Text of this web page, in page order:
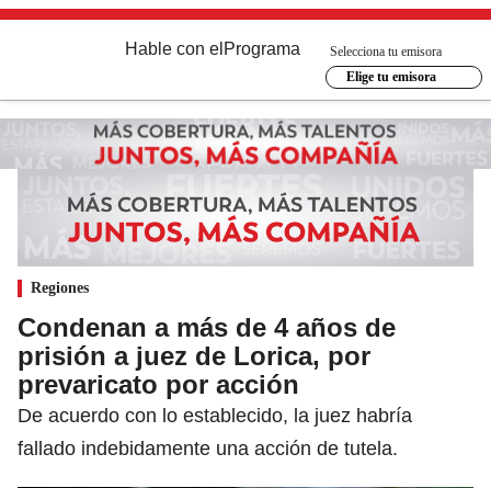
Hable con el Programa
Selecciona tu emisora
Elige tu emisora
Regiones
Condenan a más de 4 años de
prisión a juez de Lorica, por
prevaricato por acción
De acuerdo con lo establecido, la juez habría
fallado indebidamente una acción de tutela.